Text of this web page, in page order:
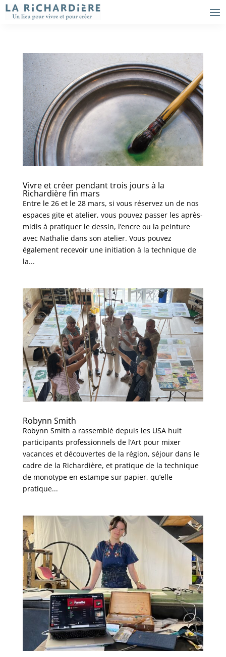
Vivre et créer pendant trois jours à la
Richardière fin mars
Entre le 26 et le 28 mars, si vous réservez un de nos
espaces gite et atelier, vous pouvez passer les après-
midis à pratiquer le dessin, l’encre ou la peinture
avec Nathalie dans son atelier. Vous pouvez
également recevoir une initiation à la technique de
la...
Robynn Smith
Robynn Smith a rassemblé depuis les USA huit
participants professionnels de l’Art pour mixer
vacances et découvertes de la région, séjour dans le
cadre de la Richardière, et pratique de la technique
de monotype en estampe sur papier, qu’elle
pratique...